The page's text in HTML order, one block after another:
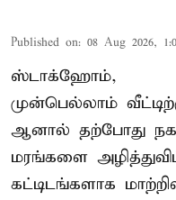
Published on: 08 Aug 2026,
ஸ்டாக்ஹோம்,
முன்பெல்லாம்
ஆனால் தற்போது
மரங்களை
கட்டிடங்களாக